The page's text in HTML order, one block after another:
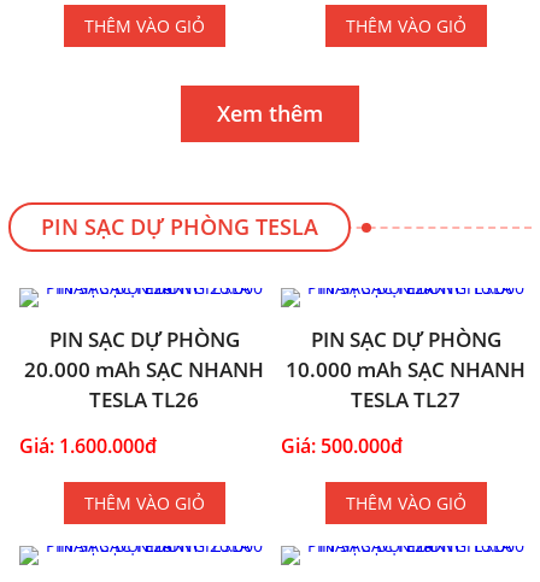
THÊM VÀO GIỎ THÊM VÀO GIỎ
Xem thêm
PIN SẠC DỰ PHÒNG TESLA
PIN SẠC DỰ PHÒNG
20.000 mAh SẠC NHANH
TESLA TL26
Giá: 1.600.000đ
THÊM VÀO GIỎ
PIN SẠC DỰ PHÒNG
10.000 mAh SẠC NHANH
TESLA TL27
Giá: 500.000đ
THÊM VÀO GIỎ